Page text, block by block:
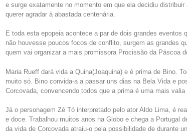
e surge exatamente no momento em que ela decidiu
querer agradar à abastada centenária.
E toda esta epopeia acontece a par de dois grandes
não houvesse poucos focos de conflito, surgem as grandes
quem vai organizar a mais promissora Procissão da Páscoa
Maria Rueff dará vida a Quina(Joaquina) e é prima de Bino.
muito só. Bino convida-a a passar uns dias na Bela Vida e
Corcovada, convencendo todos que a prima é uma mais
Já o personagem Zé Tó interpretado pelo ator Aldo Lima, é
e doce. Trabalhou muitos anos na Globo e chega a Portugal
da vida de Corcovada atraiu-o pela possibilidade de durante